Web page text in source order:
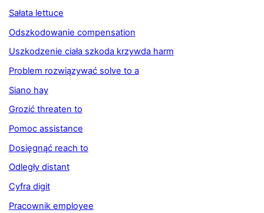
Sałata lettuce
Odszkodowanie compensation
Uszkodzenie ciała szkoda krzywda harm
Problem rozwiązywać solve to a
Siano hay
Grozić threaten to
Pomoc assistance
Dosięgnąć reach to
Odległy distant
Cyfra digit
Pracownik employee